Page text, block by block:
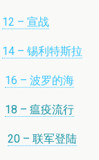
12 – 宣战
14 – 锡利特斯拉
16 – 波罗的海
18 – 瘟疫流行
20 – 联军登陆